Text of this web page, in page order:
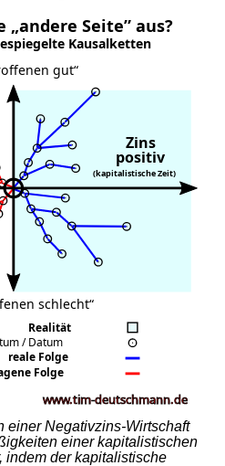
einer Negativzins-Wirtschaft
einer kapitalistischen
indem der kapitalistische